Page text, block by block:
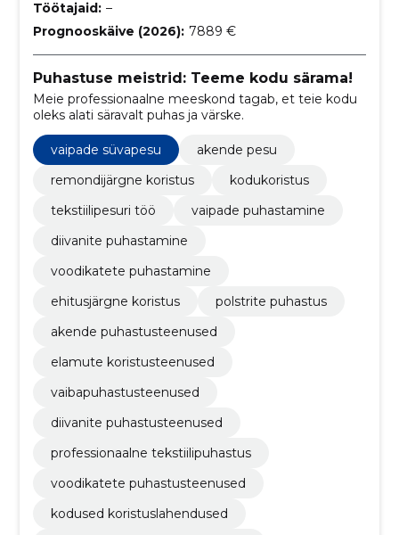
Töötajaid: –
Prognooskäive (2026): 7889 €
Puhastuse meistrid: Teeme kodu särama!
Meie professionaalne meeskond tagab, et teie kodu
oleks alati säravalt puhas ja värske.
vaipade süvapesu
akende pesu
remondijärgne koristus
kodukoristus
tekstiilipesuri töö
vaipade puhastamine
diivanite puhastamine
voodikatete puhastamine
ehitusjärgne koristus
polstrite puhastus
akende puhastusteenused
elamute koristusteenused
vaibapuhastusteenused
diivanite puhastusteenused
professionaalne tekstiilipuhastus
voodikatete puhastusteenused
kodused koristuslahendused